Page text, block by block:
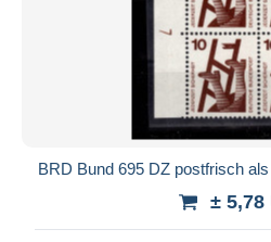
BRD Bund 695 DZ postfrisch
± 5,78